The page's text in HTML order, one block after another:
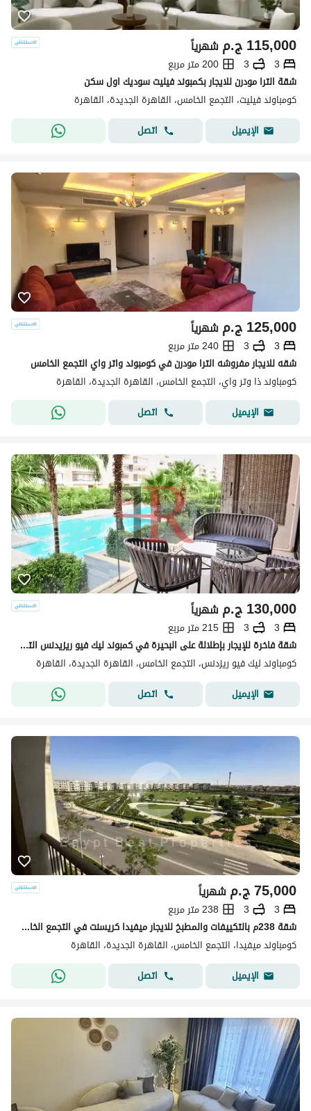
ج.م115,000 شهرياً
3
3
200 متر مربع
شقة الترا مودرن للايجار بكمبوند فيليت سوديك اول سكن
كومباوند فيليت، التجمع الخامس، القاهرة الجديدة، القاهرة
الإيميل
اتصل
ج.م125,000 شهرياً
3
3
240 متر مربع
شقه للايجار مفروشه الترا مودرن في كومبوند واتر واي التجمع الخامس
كومباوند ذا وتر واي، التجمع الخامس، القاهرة الجديدة، القاهرة
الإيميل
اتصل
ج.م130,000 شهرياً
3
3
215 متر مربع
شقة فاخرة للإيجار بإطلالة على البحيرة في كمبوند ليك فيو ريزيدنس التجمع الخامس
كومباوند ليك فيو ريزدنس، التجمع الخامس، القاهرة الجديدة، القاهرة
الإيميل
اتصل
ج.م75,000 شهرياً
3
3
238 متر مربع
شقة 238م بالتكييفات والمطبخ للايجار ميفيدا كريسنت في التجمع الخامس Mivida
كومباوند ميفيدا، التجمع الخامس، القاهرة الجديدة، القاهرة
الإيميل
اتصل